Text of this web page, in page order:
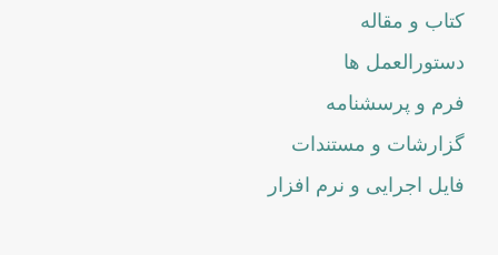
کتاب و مقاله
دستورالعمل ها
فرم و پرسشنامه
گزارشات و مستندات
فایل اجرایی و نرم افزار